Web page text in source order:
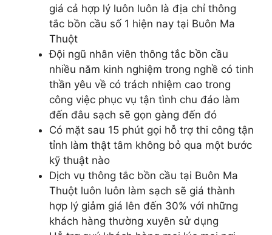
giá cả hợp lý luôn luôn là địa chỉ thông
tắc bồn cầu số 1 hiện nay tại Buôn Ma
Thuột
Đội ngũ nhân viên thông tắc bồn cầu
nhiều năm kinh nghiệm trong nghề có tinh
thần yêu về có trách nhiệm cao trong
công việc phục vụ tận tình chu đáo làm
đến đâu sạch sẽ gọn gàng đến đó
Có mặt sau 15 phút gọi hỗ trợ thi công tận
tỉnh làm thật tâm không bỏ qua một bước
kỹ thuật nào
Dịch vụ thông tắc bồn cầu tại Buôn Ma
Thuột luôn luôn làm sạch sẽ giá thành
hợp lý giảm giá lên đến 30% với những
khách hàng thường xuyên sử dụng